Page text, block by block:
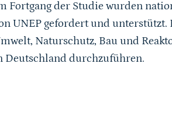
Fortgang der Studie wurden
UNEP gefordert und
Naturschutz, Bau und
Deutschland durchzuführen.